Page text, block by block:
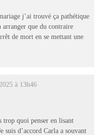
j’ai trouvé ça pathétique
arranger que du contraire
de mort en se mettant une
à 13h46
trop quoi penser en lisant
suis d’accord Carla a souvant